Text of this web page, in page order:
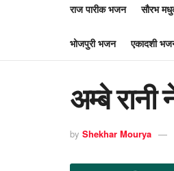
राज पारीक भजन सौरभ
भोजपुरी भजन एकादशी
अम्बे
by Shekhar Mourya